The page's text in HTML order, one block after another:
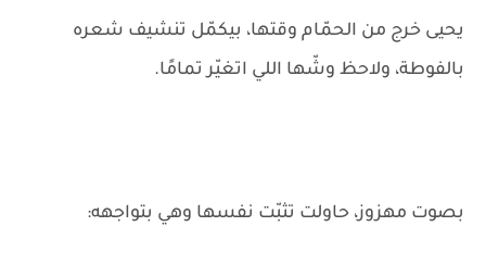
يحيى خرج من الحمّام وقتها، بيكمّل تنشيف شعره
بالفوطة، ولاحظ وشّها اللي اتغيّر تمامًا.
بصوت مهزوز، حاولت تثبّت نفسها وهي بتواجهه: